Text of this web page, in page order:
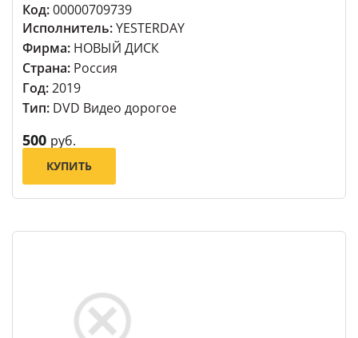
Код:00000709739
Исполнитель:YESTERDAY
Фирма: НОВЫЙ ДИСК
Страна: Россия
Год:2019
Тип: DVD Видео дорогое
500 руб.
КУПИТЬ